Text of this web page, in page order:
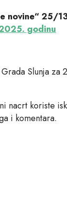
novine“
godinu
Slunja
nacrt koriste
i komentara.